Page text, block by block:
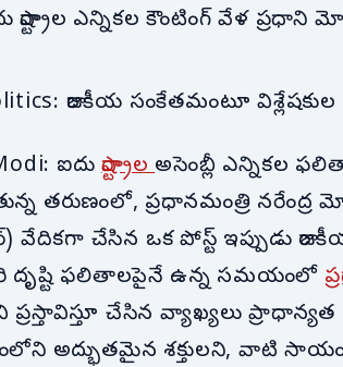
రాష్ట్రాల ఎన్నికల కౌంటింగ్ వేళ ప్రధాని
రాజకీయ సంకేతమంటూ
ఐదురాష్ట్రాలఅసెంబ్లీ ఎన్నికల
తరుణంలో, ప్రధానమంత్రి
వేదికగా చేసిన ఒక పోస్ట్ ఇప్పుడు
దృష్టి ఫలితాలపైనే ఉన్న సమయంలో
ప్రస్తావిస్తూ చేసిన వ్యాఖ్యలు
అద్భుతమైన శక్తులని, వాటి